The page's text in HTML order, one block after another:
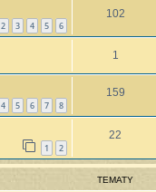
2 3 4 5 6
102
1
4 5 6 7 8
159
1 2
22
TEMATY